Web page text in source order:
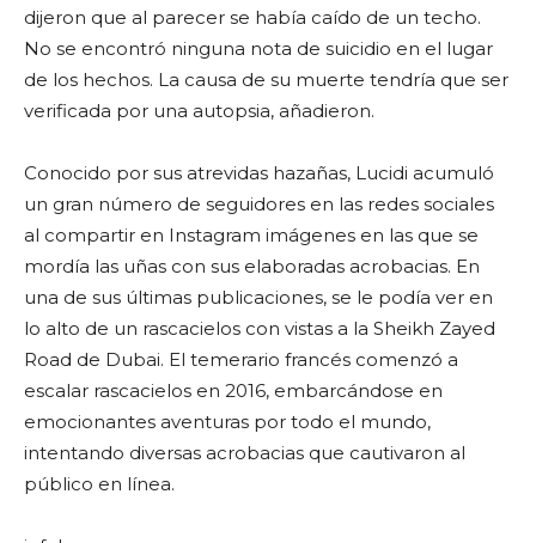
dijeron que al parecer se había caído de un techo.
No se encontró ninguna nota de suicidio en el lugar
de los hechos. La causa de su muerte tendría que ser
verificada por una autopsia, añadieron.
Conocido por sus atrevidas hazañas, Lucidi acumuló
un gran número de seguidores en las redes sociales
al compartir en Instagram imágenes en las que se
mordía las uñas con sus elaboradas acrobacias. En
una de sus últimas publicaciones, se le podía ver en
lo alto de un rascacielos con vistas a la Sheikh Zayed
Road de Dubai. El temerario francés comenzó a
escalar rascacielos en 2016, embarcándose en
emocionantes aventuras por todo el mundo,
intentando diversas acrobacias que cautivaron al
público en línea.